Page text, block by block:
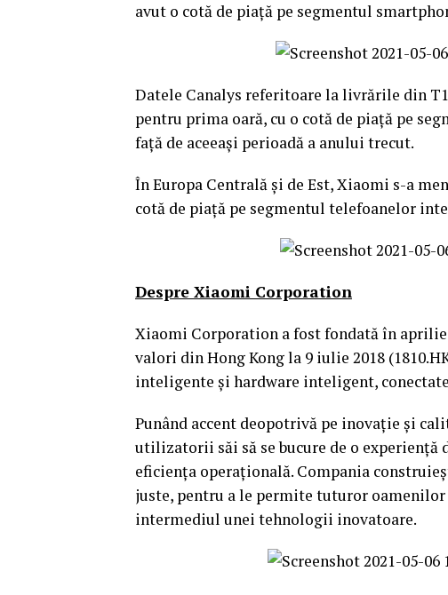
avut o cotă de piață pe segmentul
Datele Canalys referitoare la livrările din
pentru prima oară, cu o cotă de piață pe
față de aceeași perioadă a anului trecut.
În Europa Centrală și de Est, Xiaomi s-a
cotă de piață pe segmentul telefoanelor
Despre Xiaomi Corporation
Xiaomi Corporation a fost fondată în
valori din Hong Kong la 9 iulie 2018
inteligente și hardware inteligent,
Punând accent deopotrivă pe inovație și
utilizatorii săi să se bucure de o
eficiența operațională. Compania
juste, pentru a le permite tuturor oamenilor
intermediul unei tehnologii inovatoare.